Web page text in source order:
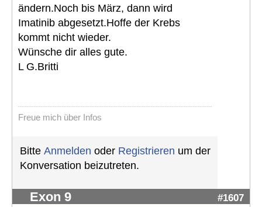
ändern.Noch bis März, dann wird
Imatinib abgesetzt.Hoffe der Krebs
kommt nicht wieder.
Wünsche dir alles gute.
L G.Britti
Freue mich über Infos
Bitte Anmelden oder Registrieren um der
Konversation beizutreten.
Exon 9 #1607